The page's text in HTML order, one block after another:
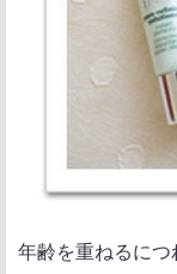
年齢を重ねるにつ